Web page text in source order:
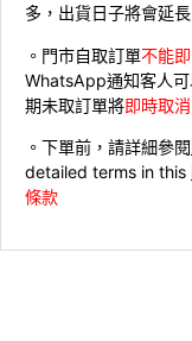
多，出貨日子將會延
。門市自取訂單不能
WhatsApp通知客人
期未取訂單將即時取消
。下單前，請詳細參閱
detailed terms in this
條款